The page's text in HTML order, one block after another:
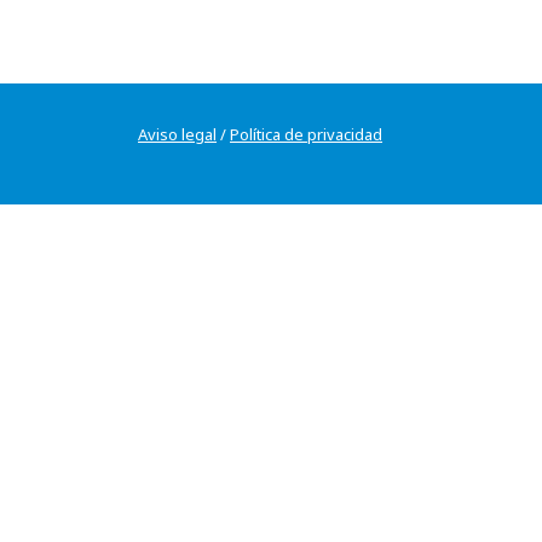
Aviso legal /Política de privacidad